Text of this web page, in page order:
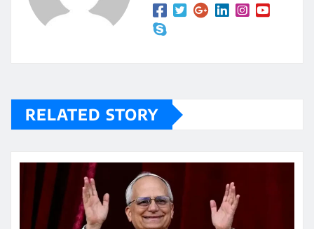
RELATED STORY